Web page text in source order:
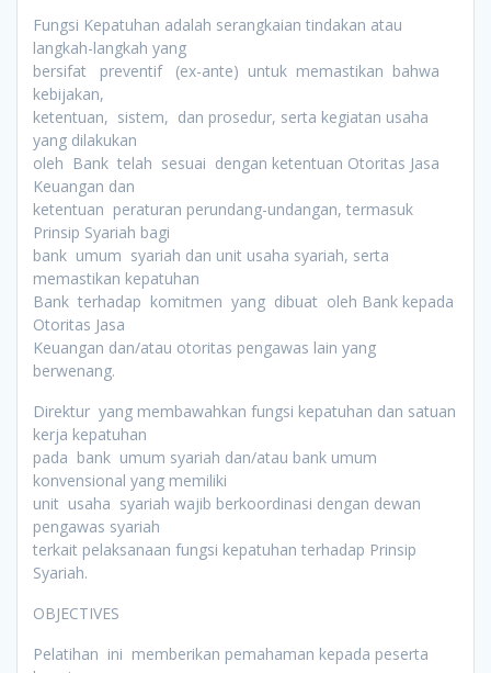
Fungsi Kepatuhan adalah serangkaian tindakan atau
langkah-langkah yang
bersifat preventif (ex-ante) untuk memastikan bahwa
kebijakan,
ketentuan, sistem, dan prosedur, serta kegiatan usaha
yang dilakukan
oleh Bank telah sesuai dengan ketentuan Otoritas Jasa
Keuangan dan
ketentuan peraturan perundang-undangan, termasuk
Prinsip Syariah bagi
bank umum syariah dan unit usaha syariah, serta
memastikan kepatuhan
Bank terhadap komitmen yang dibuat oleh Bank kepada
Otoritas Jasa
Keuangan dan/atau otoritas pengawas lain yang
berwenang.
Direktur yang membawahkan fungsi kepatuhan dan satuan
kerja kepatuhan
pada bank umum syariah dan/atau bank umum
konvensional yang memiliki
unit usaha syariah wajib berkoordinasi dengan dewan
pengawas syariah
terkait pelaksanaan fungsi kepatuhan terhadap Prinsip
Syariah.
OBJECTIVES
Pelatihan ini memberikan pemahaman kepada peserta